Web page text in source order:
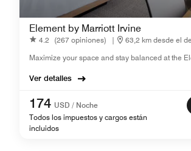
Element by Marriott Irvine
4.2 (267 opiniones) |
63,2 km desde el
Maximize your space and stay balanced at the
Ver detalles
174 USD / Noche
Todos los impuestos y cargos están
incluidos